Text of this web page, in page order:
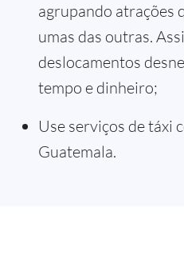
agrupando atrações
umas das outras.
deslocamentos
tempo e dinheiro;
Use serviços de táxi
Guatemala.